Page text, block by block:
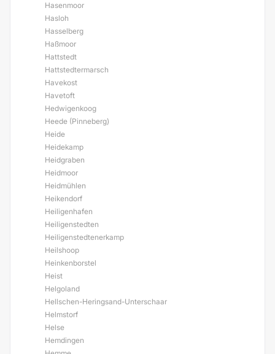
Hasenmoor
Hasloh
Hasselberg
Haßmoor
Hattstedt
Hattstedtermarsch
Havekost
Havetoft
Hedwigenkoog
Heede (Pinneberg)
Heide
Heidekamp
Heidgraben
Heidmoor
Heidmühlen
Heikendorf
Heiligenhafen
Heiligenstedten
Heiligenstedtenerkamp
Heilshoop
Heinkenborstel
Heist
Helgoland
Hellschen-Heringsand-Unterschaar
Helmstorf
Helse
Hemdingen